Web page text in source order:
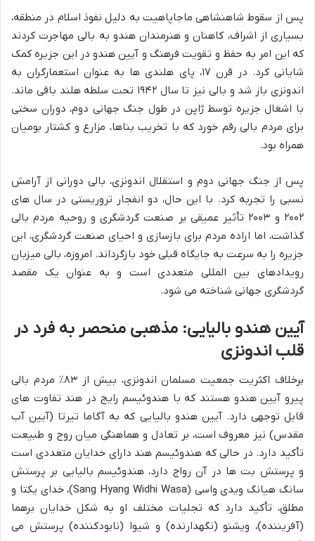
پس از سقوط شاهنشاهی ماجاپاهیت به دلیل نفوذ اسلام در منطقه،
بسیاری از اشراف، کاهنان و هنرمندان هندو به بالی مهاجرت کردند
که این امر به حفظ و تقویت فرهنگ و آیین هندو در این جزیره کمک
شایانی کرد. در قرن ۱۷، پای هلندی ها به عنوان استعمارگران به
اندونزی باز شد و بالی نیز تا سال ۱۹۴۲ تحت سلطه هلند باقی ماند.
با اشغال جزیره توسط ژاپن در طول جنگ جهانی دوم، دوران سختی
برای مردم بالی رقم خورد که با تخریب بناها، مزارع و کشتار بومیان
همراه بود.
پس از جنگ جهانی دوم و استقلال اندونزی، بالی دورانی از آرامش
نسبی را تجربه کرد. با این حال، دو انفجار تروریستی در سال های
۲۰۰۲ و ۲۰۰۳ تأثیر عمیقی بر صنعت گردشگری و روحیه مردم بالی
گذاشت، اما اراده مردم برای بازسازی و احیای صنعت گردشگری، این
جزیره را به سرعت به جایگاه قبلی خود بازگرداند. امروزه، بالی میزبان
رویدادهای بین المللی متعددی است و به عنوان یک مقصد
گردشگری جهانی شناخته می شود.
آیین هندو بالیایی: مذهبی منحصر به فرد در
قلب اندونزی
برخلاف اکثریت جمعیت مسلمان اندونزی، بیش از ۸۳٪ مردم بالی
پیرو آیین هندو هستند که با هندوئیسم رایج در هند تفاوت های
قابل توجهی دارد. آیین هندو بالیایی که به آگاما تیرتا (آیین آب
مقدس) نیز معروف است، بر تعادل و هماهنگی میان روح و طبیعت
تأکید دارد. در حالی که هندوئیسم هند دارای خدایان متعددی است
و پرستش بت ها در آن رواج دارد، هندوئیسم بالیایی بر پرستش
سانگ هیانگ ویدی واسی (Sang Hyang Widhi Wasa)، خدای یکتا و
مطلق، تأکید دارد که تجلیات مختلف او به شکل خدایان برهما
(آفریننده)، ویشنو (نگهدارنده) و شیوا (نابودکننده) پرستش می